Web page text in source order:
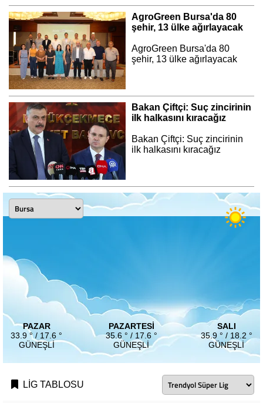
AgroGreen Bursa'da 80
şehir, 13 ülke ağırlayacak
AgroGreen Bursa'da 80
şehir, 13 ülke ağırlayacak
Bakan Çiftçi: Suç zincirinin
ilk halkasını kıracağız
Bakan Çiftçi: Suç zincirinin
ilk halkasını kıracağız
PAZAR
33.9 ° / 17.6 °
GÜNEŞLI
PAZARTESI
35.6 ° / 17.6 °
GÜNEŞLI
SALI
35.9 ° / 18.2 °
GÜNEŞLI
LİG TABLOSU